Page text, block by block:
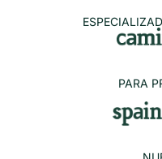
PARA